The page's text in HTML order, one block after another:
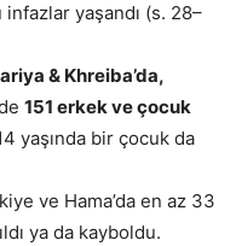
yaşandı (s. 28–
& Khreiba’da,
151 erkek ve çocuk
yaşında bir çocuk da
ve Hama’da en az 33
ya da kayboldu.